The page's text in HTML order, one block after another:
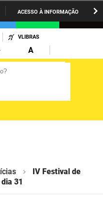
ACESSO À INFORMAÇÃO
VLIBRAS
A
que você está procurando?
IV Festival de
31